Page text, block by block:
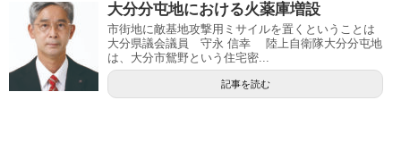
大分分屯地における火薬庫増設
市街地に敵基地攻撃用ミサイルを置くということは
大分県議会議員 守永 信幸 陸上自衛隊大分分屯地
は、大分市鴛野という住宅密...
記事を読む